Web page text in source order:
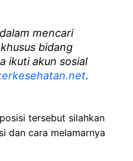
mencari
bidang
ikuti akun sosial
.
tersebut silahkan
dan cara melamarnya